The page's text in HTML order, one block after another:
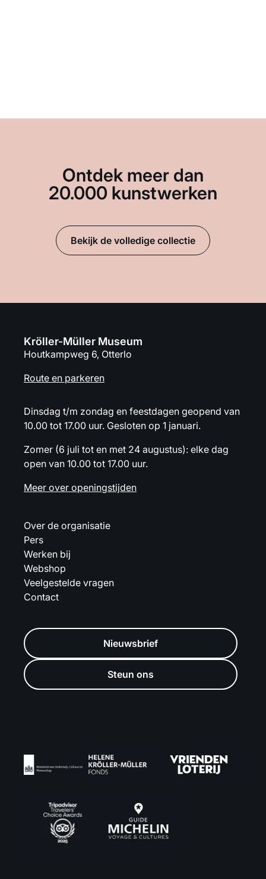
Ontdek meer dan
20.000 kunstwerken
Bekijk de volledige collectie
Kröller-Müller Museum
Houtkampweg 6, Otterlo
Route en parkeren
Dinsdag t/m zondag en feestdagen geopend van
10.00 tot 17.00 uur. Gesloten op 1 januari.
Zomer (6 juli tot en met 24 augustus): elke dag
open van 10.00 tot 17.00 uur.
Meer over openingstijden
Over de organisatie
Pers
Werken bij
Webshop
Veelgestelde vragen
Contact
Nieuwsbrief
Steun ons